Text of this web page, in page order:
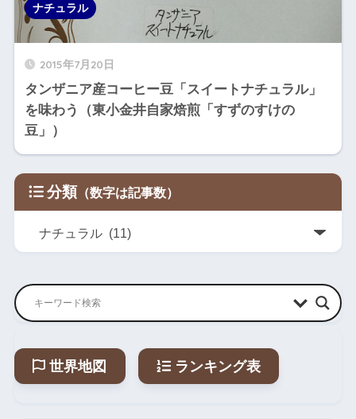
2015年7月20日
タンザニア産コーヒー豆「スイートナチュラル」
を味わう（東小金井自家焙煎「すずのすけの
豆」）
ナチュラル
分類
世界地図 ランキング表